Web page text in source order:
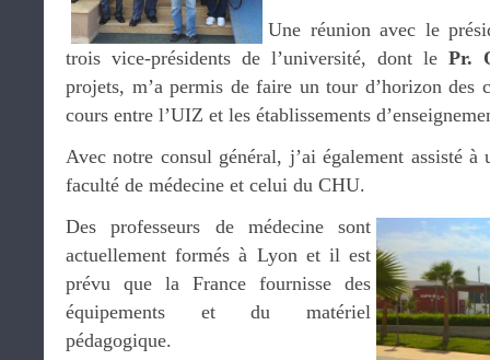
Une réunion avec le
trois vice-présidents de l’université, dont le Pr.
projets, m’a permis de faire un tour d’horizon des
cours entre l’UIZ et les établissements
Avec notre consul général, j’ai également assisté à
faculté de médecine et celui du CHU.
Des professeurs de médecine sont
actuellement formés à Lyon et il est
prévu que la France fournisse des
équipements et du matériel
pédagogique.